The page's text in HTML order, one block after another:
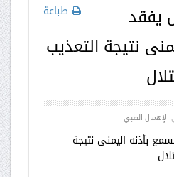
طباعة
يفقد
نتيجة التعذيب
الإهمال الطبي
بأذنه اليمنى نتيجة